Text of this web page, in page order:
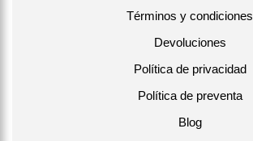
Términos y condiciones
Devoluciones
Política de privacidad
Política de preventa
Blog